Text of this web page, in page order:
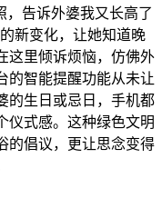
，告诉外婆我又长高了
新变化，让她知道晚
这里倾诉烦恼，仿佛外
的智能提醒功能从未让
的生日或忌日，手机都
仪式感。这种绿色文明
的倡议，更让思念变得